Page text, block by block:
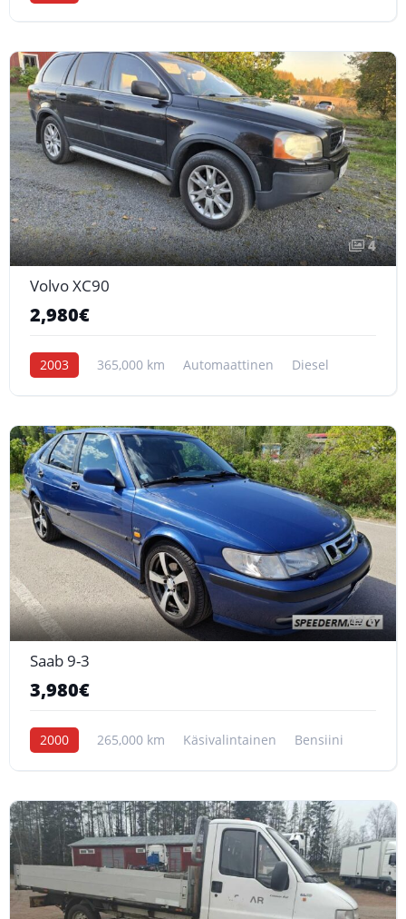
4
Volvo XC90
2,980€
2003 365,000 km Automaattinen Diesel
6
Saab 9-3
3,980€
2000 265,000 km Käsivalintainen Bensiini